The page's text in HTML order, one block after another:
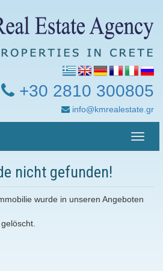
+30 2810 300805
info@kmrealestate.gr
Toggle
nicht gefunden!
wurde in unseren Angeboten